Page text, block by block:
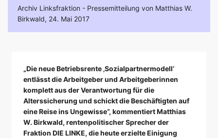
Archiv Linksfraktion - Pressemitteilung von Matthias W.
Birkwald, 24. Mai 2017
„Die neue Betriebsrente ‚Sozialpartnermodell‘
entlässt die Arbeitgeber und Arbeitgeberinnen
komplett aus der Verantwortung für die
Alterssicherung und schickt die Beschäftigten auf
eine Reise ins Ungewisse“, kommentiert Matthias
W. Birkwald, rentenpolitischer Sprecher der
Fraktion DIE LINKE, die heute erzielte Einigung